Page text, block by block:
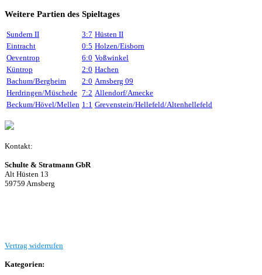
Weitere Partien des Spieltages
Sundern II 3:7 Hüsten II
Eintracht
0:5 Holzen/Eisborn
Oeventrop
6:0 Voßwinkel
Küntrop
2:0 Hachen
Bachum/Bergheim
2:0 Arnsberg 09
Herdringen/Müschede 7:2 Allendorf/Amecke
Beckum/Hövel/Mellen 1:1 Grevenstein/Hellefeld/Altenhellefeld
Kontakt:
Schulte & Stratmann GbR
Alt Hüsten 13
59759 Arnsberg
Vertrag widerrufen
Kategorien: